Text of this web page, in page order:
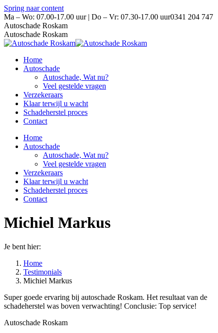
Spring naar content
Ma – Wo: 07.00-17.00 uur | Do – Vr: 07.30-17.00 uur0341 204 747
Autoschade Roskam
Autoschade Roskam
Home
Autoschade
Autoschade, Wat nu?
Veel gestelde vragen
Verzekeraars
Klaar terwijl u wacht
Schadeherstel proces
Contact
Home
Autoschade
Autoschade, Wat nu?
Veel gestelde vragen
Verzekeraars
Klaar terwijl u wacht
Schadeherstel proces
Contact
Michiel Markus
Je bent hier:
Home
Testimonials
Michiel Markus
Super goede ervaring bij autoschade Roskam. Het resultaat van de
schadeherstel was boven verwachting! Conclusie: Top service!
Autoschade Roskam